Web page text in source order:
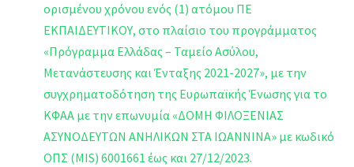
ορισμένου χρόνου ενός (1) ατόμου ΠΕ
ΕΚΠΑΙΔΕΥΤΙΚΟΥ, στο πλαίσιο του προγράμματος
«Πρόγραμμα Ελλάδας – Ταμείο Ασύλου,
Μετανάστευσης και Ένταξης 2021-2027», με την
συγχρηματοδότηση της Ευρωπαϊκής Ένωσης για το
ΚΦΑΑ με την επωνυμία «ΔΟΜΗ ΦΙΛΟΞΕΝΙΑΣ
ΑΣΥΝΟΔΕΥΤΩΝ ΑΝΗΛΙΚΩΝ ΣΤΑ ΙΩΑΝΝΙΝΑ» με κωδικό
ΟΠΣ (MIS) 6001661 έως και 27/12/2023.